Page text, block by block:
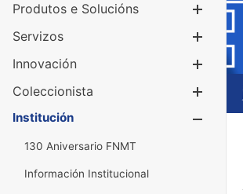
Produtos e Solucións
Servizos
Innovación
Coleccionista
Institución
130 Aniversario FNMT
Información Institucional